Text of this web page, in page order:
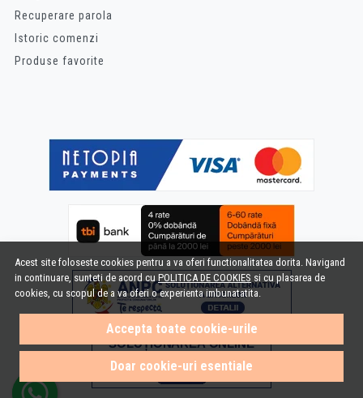
Acest site foloseste cookies pentru a va oferi functionalitatea dorita. Navigand
in continuare, sunteti de acord cuPOLITICA DE COOKIES si cu plasarea de
cookies, cu scopul de a va oferi o experienta imbunatatita.
Accepta toate cookie-urile
Doar cookie-uri esentiale
Recuperare parola
Istoric comenzi
Produse favorite